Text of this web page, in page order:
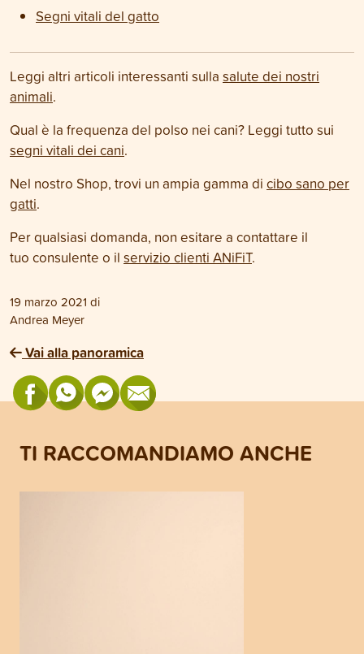
Segni vitali del gatto
Leggi altri articoli interessanti sulla salute dei nostri
animali.
Qual è la frequenza del polso nei cani? Leggi tutto sui
segni vitali dei cani.
Nel nostro Shop, trovi un ampia gamma di cibo sano per
gatti.
Per qualsiasi domanda, non esitare a contattare il
tuo consulente o il servizio clienti ANiFiT.
19 marzo 2021 di
Andrea Meyer
Vai alla panoramica
TI RACCOMANDIAMO ANCHE